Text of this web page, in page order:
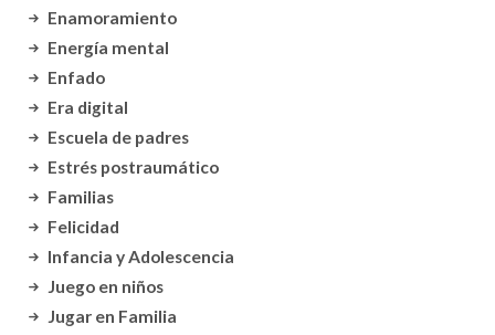
Enamoramiento
Energía mental
Enfado
Era digital
Escuela de padres
Estrés postraumático
Familias
Felicidad
Infancia y Adolescencia
Juego en niños
Jugar en Familia